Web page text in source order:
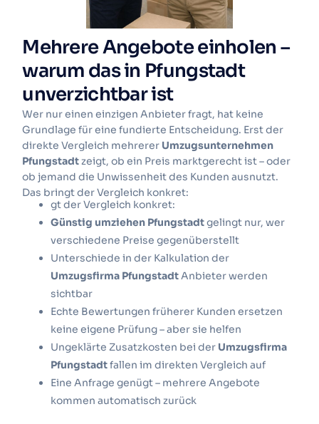
Mehrere Angebote einholen –
warum das in Pfungstadt
unverzichtbar ist
Wer nur einen einzigen Anbieter fragt, hat keine
Grundlage für eine fundierte Entscheidung. Erst der
direkte Vergleich mehrerer Umzugsunternehmen
Pfungstadtzeigt, ob ein Preis marktgerecht ist – oder
ob jemand die Unwissenheit des Kunden ausnutzt.
Das bringt der Vergleich konkret:
gt der Vergleich konkret:
Günstig umziehen Pfungstadtgelingt nur, wer
verschiedene Preise gegenüberstellt
Unterschiede in der Kalkulation der
Umzugsfirma PfungstadtAnbieter werden
sichtbar
Echte Bewertungen früherer Kunden ersetzen
keine eigene Prüfung – aber sie helfen
Ungeklärte Zusatzkosten bei der Umzugsfirma
Pfungstadtfallen im direkten Vergleich auf
Eine Anfrage genügt – mehrere Angebote
kommen automatisch zurück